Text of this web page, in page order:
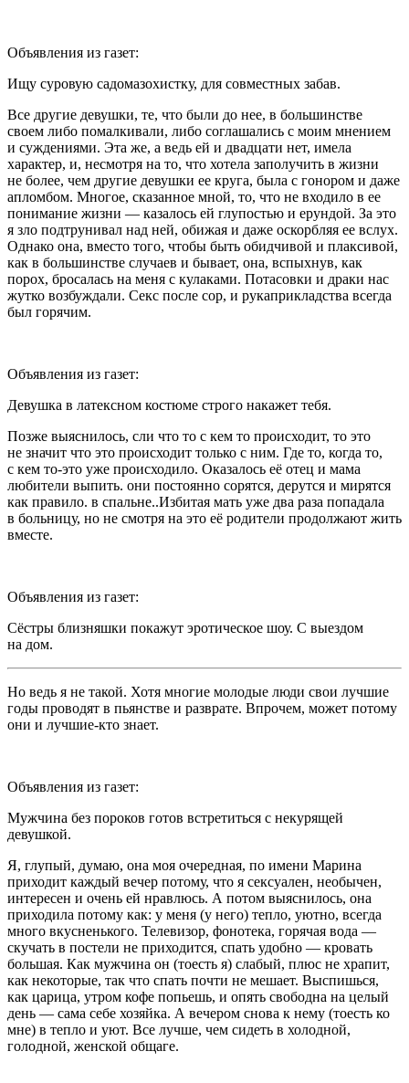
Объявления из газет:
Ищу суровую садомазохистку, для совместных забав.
Все другие девушки, те, что были до нее, в большинстве
своем либо помалкивали, либо соглашались с моим мнением
и суждениями. Эта же, а ведь ей и двадцати нет, имела
характер, и, несмотря на то, что хотела заполучить в жизни
не более, чем другие девушки ее круга, была с гонором и даже
апломбом. Многое, сказанное мной, то, что не входило в ее
понимание жизни — казалось ей глупостью и ерундой. За это
я зло подтрунивал над ней, обижая и даже оскорбляя ее вслух.
Однако она, вместо того, чтобы быть обидчивой и плаксивой,
как в большинстве случаев и бывает, она, вспыхнув, как
порох, бросалась на меня с кулаками. Потасовки и драки нас
жутко возбуждали. Секс после сор, и рукаприкладства всегда
был горячим.
Объявления из газет:
Девушка в латексном костюме строго накажет тебя.
Позже выяснилось, сли что то с кем то происходит, то это
не значит что это происходит только с ним. Где то, когда то,
с кем то-это уже происходило. Оказалось её отец и мама
любители выпить. они постоянно сорятся, дерутся и мирятся
как правило. в спальне..Избитая мать уже два раза попадала
в больницу, но не смотря на это её родители продолжают жить
вместе.
Объявления из газет:
Сёстры близняшки покажут эротическое шоу. С выездом
на дом.
Но ведь я не такой. Хотя многие молодые люди свои лучшие
годы проводят в пьянстве и разврате. Впрочем, может потому
они и лучшие-кто знает.
Объявления из газет:
Мужчина без пороков готов встретиться с некурящей
девушкой.
Я, глупый, думаю, она моя очередная, по имени Марина
приходит каждый вечер потому, что я сексуален, необычен,
интересен и очень ей нравлюсь. А потом выяснилось, она
приходила потому как: у меня (у него) тепло, уютно, всегда
много вкусненького. Телевизор, фонотека, горячая вода —
скучать в постели не приходится, спать удобно — кровать
большая. Как мужчина он (тоесть я) слабый, плюс не храпит,
как некоторые, так что спать почти не мешает. Выспишься,
как царица, утром кофе попьешь, и опять свободна на целый
день — сама себе хозяйка. А вечером снова к нему (тоесть ко
мне) в тепло и уют. Все лучше, чем сидеть в холодной,
голодной, женской общаге.